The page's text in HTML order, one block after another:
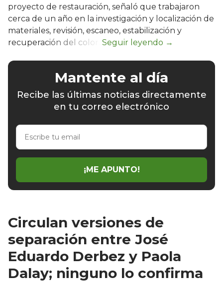
proyecto de restauración, señaló que trabajaron
cerca de un año en la investigación y localización de
materiales, revisión, escaneo, estabilización y
recuperación del color.
Mantente al día
Recibe las últimas noticias directamente
en tu correo electrónico
Escribe
email
¡ME APUNTO!
Circulan versiones de
separación entre José
Eduardo Derbez y Paola
Dalay; ninguno lo confirma